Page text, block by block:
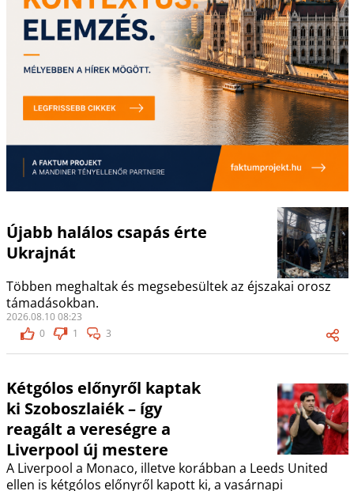
Újabb halálos csapás érte
Ukrajnát
Többen meghaltak és megsebesültek az éjszakai orosz
támadásokban.
2026.08.10 08:23
0
1 3
Kétgólos előnyről kaptak
ki Szoboszlaiék – így
reagált a vereségre a
Liverpool új mestere
A Liverpool a Monaco, illetve korábban a Leeds United
ellen is kétgólos előnyről kapott ki, a vasárnapi